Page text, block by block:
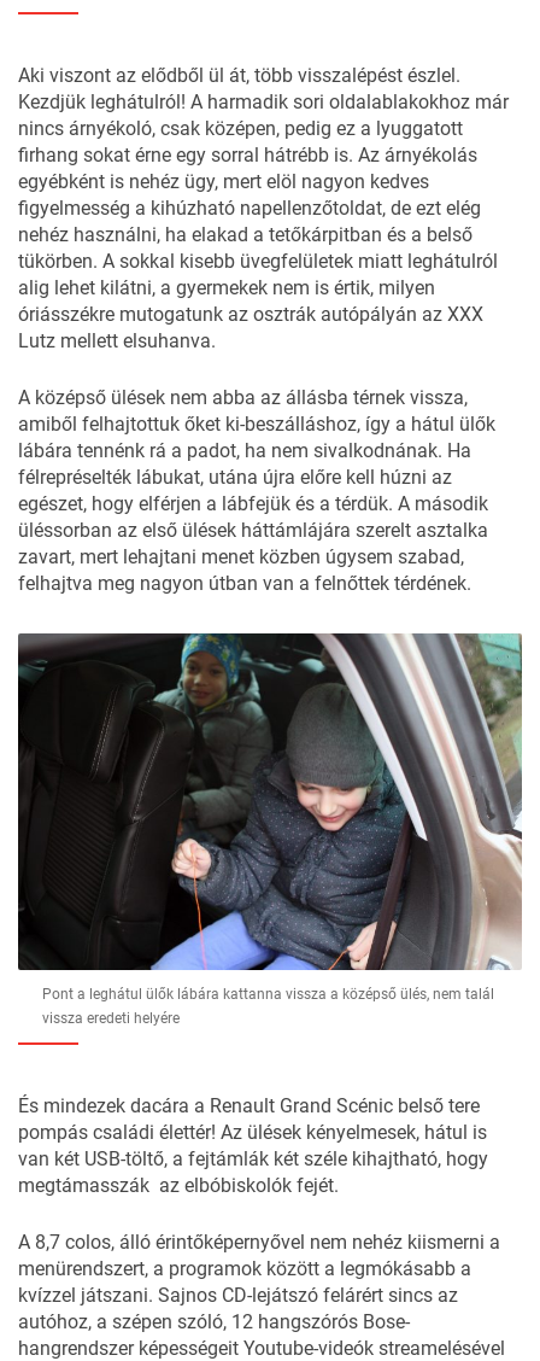
Aki viszont az elődből ül át, több visszalépést észlel.
Kezdjük leghátulról! A harmadik sori oldalablakokhoz már
nincs árnyékoló, csak középen, pedig ez a lyuggatott
firhang sokat érne egy sorral hátrébb is. Az árnyékolás
egyébként is nehéz ügy, mert elöl nagyon kedves
figyelmesség a kihúzható napellenzőtoldat, de ezt elég
nehéz használni, ha elakad a tetőkárpitban és a belső
tükörben. A sokkal kisebb üvegfelületek miatt leghátulról
alig lehet kilátni, a gyermekek nem is értik, milyen
óriásszékre mutogatunk az osztrák autópályán az XXX
Lutz mellett elsuhanva.
A középső ülések nem abba az állásba térnek vissza,
amiből felhajtottuk őket ki-beszálláshoz, így a hátul ülők
lábára tennénk rá a padot, ha nem sivalkodnának. Ha
félrepréselték lábukat, utána újra előre kell húzni az
egészet, hogy elférjen a lábfejük és a térdük. A második
üléssorban az első ülések háttámlájára szerelt asztalka
zavart, mert lehajtani menet közben úgysem szabad,
felhajtva meg nagyon útban van a felnőttek térdének.
Pont a leghátul ülők lábára kattanna vissza a középső ülés, nem talál
vissza eredeti helyére
És mindezek dacára a Renault Grand Scénic belső tere
pompás családi élettér! Az ülések kényelmesek, hátul is
van két USB-töltő, a fejtámlák két széle kihajtható, hogy
megtámasszák az elbóbiskolók fejét.
A 8,7 colos, álló érintőképernyővel nem nehéz kiismerni a
menürendszert, a programok között a legmókásabb a
kvízzel játszani. Sajnos CD-lejátszó felárért sincs az
autóhoz, a szépen szóló, 12 hangszórós Bose-
hangrendszer képességeit Youtube-videók streamelésével